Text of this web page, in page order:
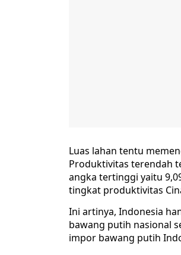
Luas lahan tentu
Produktivitas terendah
angka tertinggi yaitu
tingkat produktivitas
Ini artinya, Indonesia
bawang putih nasional
impor bawang putih